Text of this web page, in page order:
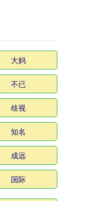
大妈
不已
歧视
知名
成远
国际